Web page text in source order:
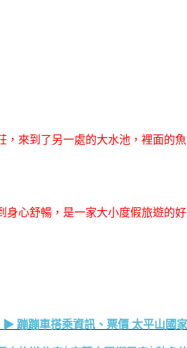
來到了另一處的大水池，裡面的
心舒暢，是一家大小度假旅遊的
蹦蹦車搭乘資訊、票價 太平山國